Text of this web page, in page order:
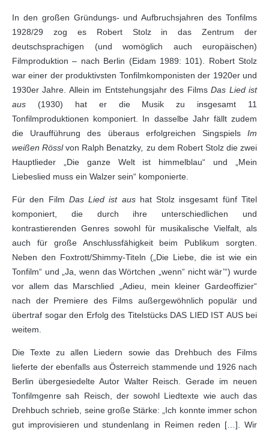
In den großen Gründungs- und Aufbruchsjahren des Tonfilms
1928/29 zog es Robert Stolz in das Zentrum der
deutschsprachigen (und womöglich auch europäischen)
Filmproduktion – nach Berlin (Eidam 1989: 101). Robert Stolz
war einer der produktivsten Tonfilmkomponisten der 1920er und
1930er Jahre. Allein im Entstehungsjahr des FilmsDas Lied ist
aus (1930) hat er die Musik zu insgesamt 11
Tonfilmproduktionen komponiert. In dasselbe Jahr fällt zudem
die Uraufführung des überaus erfolgreichen Singspiels Im
weißen Rösslvon Ralph Benatzky zu dem Robert Stolz die zwei
Hauptlieder „Die ganze Welt ist himmelblau“ und „Mein
Liebeslied muss ein Walzer sein“ komponierte.
Für den Film Das Lied ist aus hat Stolz insgesamt fünf Titel
komponiert, die durch ihre unterschiedlichen und
kontrastierenden Genres sowohl für musikalische Vielfalt, als
auch für große Anschlussfähigkeit beim Publikum sorgten.
Neben den Foxtrott/Shimmy-Titeln („Die Liebe, die ist wie ein
Tonfilm“ und „Ja, wenn das Wörtchen „wenn“ nicht wär’“) wurde
vor allem das Marschlied „Adieu, mein kleiner Gardeoffizier“
nach der Premiere des Films außergewöhnlich populär und
übertraf sogar den Erfolg des Titelstücks DAS LIED IST AUS bei
weitem.
Die Texte zu allen Liedern sowie das Drehbuch des Films
lieferte der ebenfalls aus Österreich stammende und 1926 nach
Berlin übergesiedelte Autor Walter Reisch. Gerade im neuen
Tonfilmgenre sah Reisch, der sowohl Liedtexte wie auch das
Drehbuch schrieb, seine große Stärke: „Ich konnte immer schon
gut improvisieren und stundenlang in Reimen reden […]. Wir